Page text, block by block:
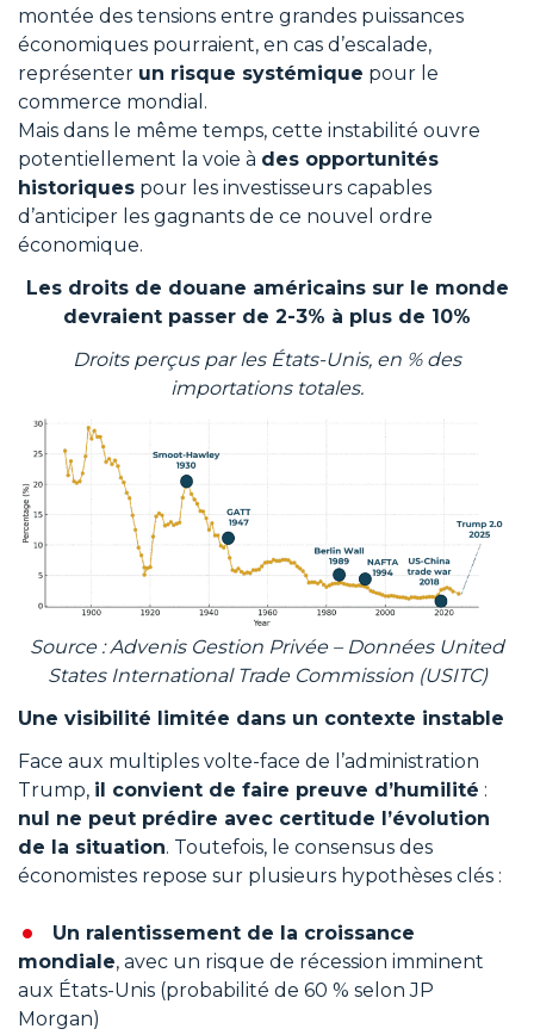
montée des tensions entre grandes puissances
économiques pourraient, en cas d’escalade,
représenter un risque systémique pour le
commerce mondial.
Mais dans le même temps, cette instabilité ouvre
potentiellement la voie à des opportunités
historiques pour les investisseurs capables
d’anticiper les gagnants de ce nouvel ordre
économique.
Les droits de douane américains sur le monde
devraient passer de 2-3% à plus de 10%
Droits perçus par les États-Unis, en % des
importations totales.
Source : Advenis Gestion Privée – Données United
States International Trade Commission (USITC)
Une visibilité limitée dans un contexte instable
Face aux multiples volte-face de l’administration
Trump, il convient de faire preuve d’humilité :
nul ne peut prédire avec certitude l’évolution
de la situation. Toutefois, le consensus des
économistes repose sur plusieurs hypothèses clés :
Un ralentissement de la croissance
mondiale, avec un risque de récession imminent
aux États-Unis (probabilité de 60 % selon JP
Morgan)